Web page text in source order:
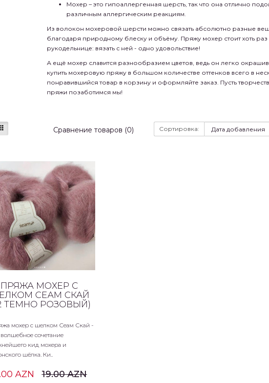
Мохер – это гипоаллергенная шерсть, так что она отлично
различным аллергическим реакциям.
Из волокон мохеровой шерсти можно связать абсолютно разные
благодаря природному блеску и объёму. Пряжу мохер стоит хоть раз
рукодельнице: вязать с ней - одно удовольствие!
А ещё мохер славится разнообразием цветов, ведь он легко
купить мохеровую пряжу в большом количестве оттенков всего в
понравившийся товар в корзину и оформляйте заказ. Пусть
пряжи позаботимся мы!
Сравнение товаров (0) Сортировка:
ПРЯЖА МОХЕР С
СЕАМ СКАЙ
ТЕМНО РОЗОВЫЙ)
мохер с шелком Сеам Скай -
волшебное сочетание
кид мохера и
шёлка. Ки..
AZN 19.00 AZN